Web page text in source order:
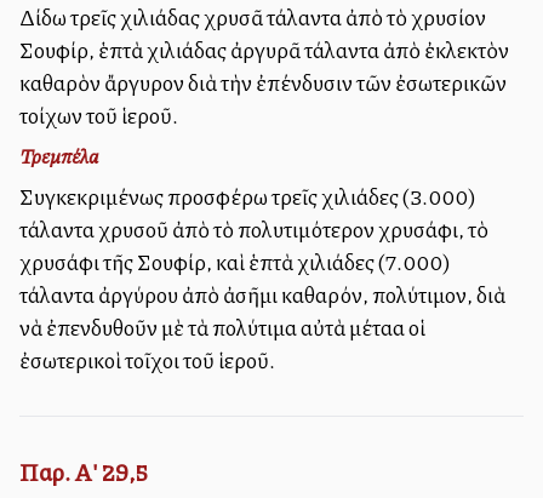
Δίδω τρεῖς χιλιάδας χρυσᾶ τάλαντα ἀπὸ τὸ χρυσίον
Σουφίρ, ἑπτὰ χιλιάδας ἀργυρᾶ τάλαντα ἀπὸ ἐκλεκτὸν
καθαρὸν ἄργυρον διὰ τὴν ἐπένδυσιν τῶν ἐσωτερικῶν
τοίχων τοῦ ἱεροῦ.
Τρεμπέλα
Συγκεκριμένως προσφέρω τρεῖς χιλιάδες (3.000)
τάλαντα χρυσοῦ ἀπὸ τὸ πολυτιμότερον χρυσάφι, τὸ
χρυσάφι τῆς Σουφίρ, καὶ ἑπτὰ χιλιάδες (7.000)
τάλαντα ἀργύρου ἀπὸ ἀσῆμι καθαρόν, πολύτιμον, διὰ
νὰ ἐπενδυθοῦν μὲ τὰ πολύτιμα αὐτὰ μέταλλα οἱ
ἐσωτερικοὶ τοῖχοι τοῦ ἱεροῦ.
Παρ. Α' 29,5